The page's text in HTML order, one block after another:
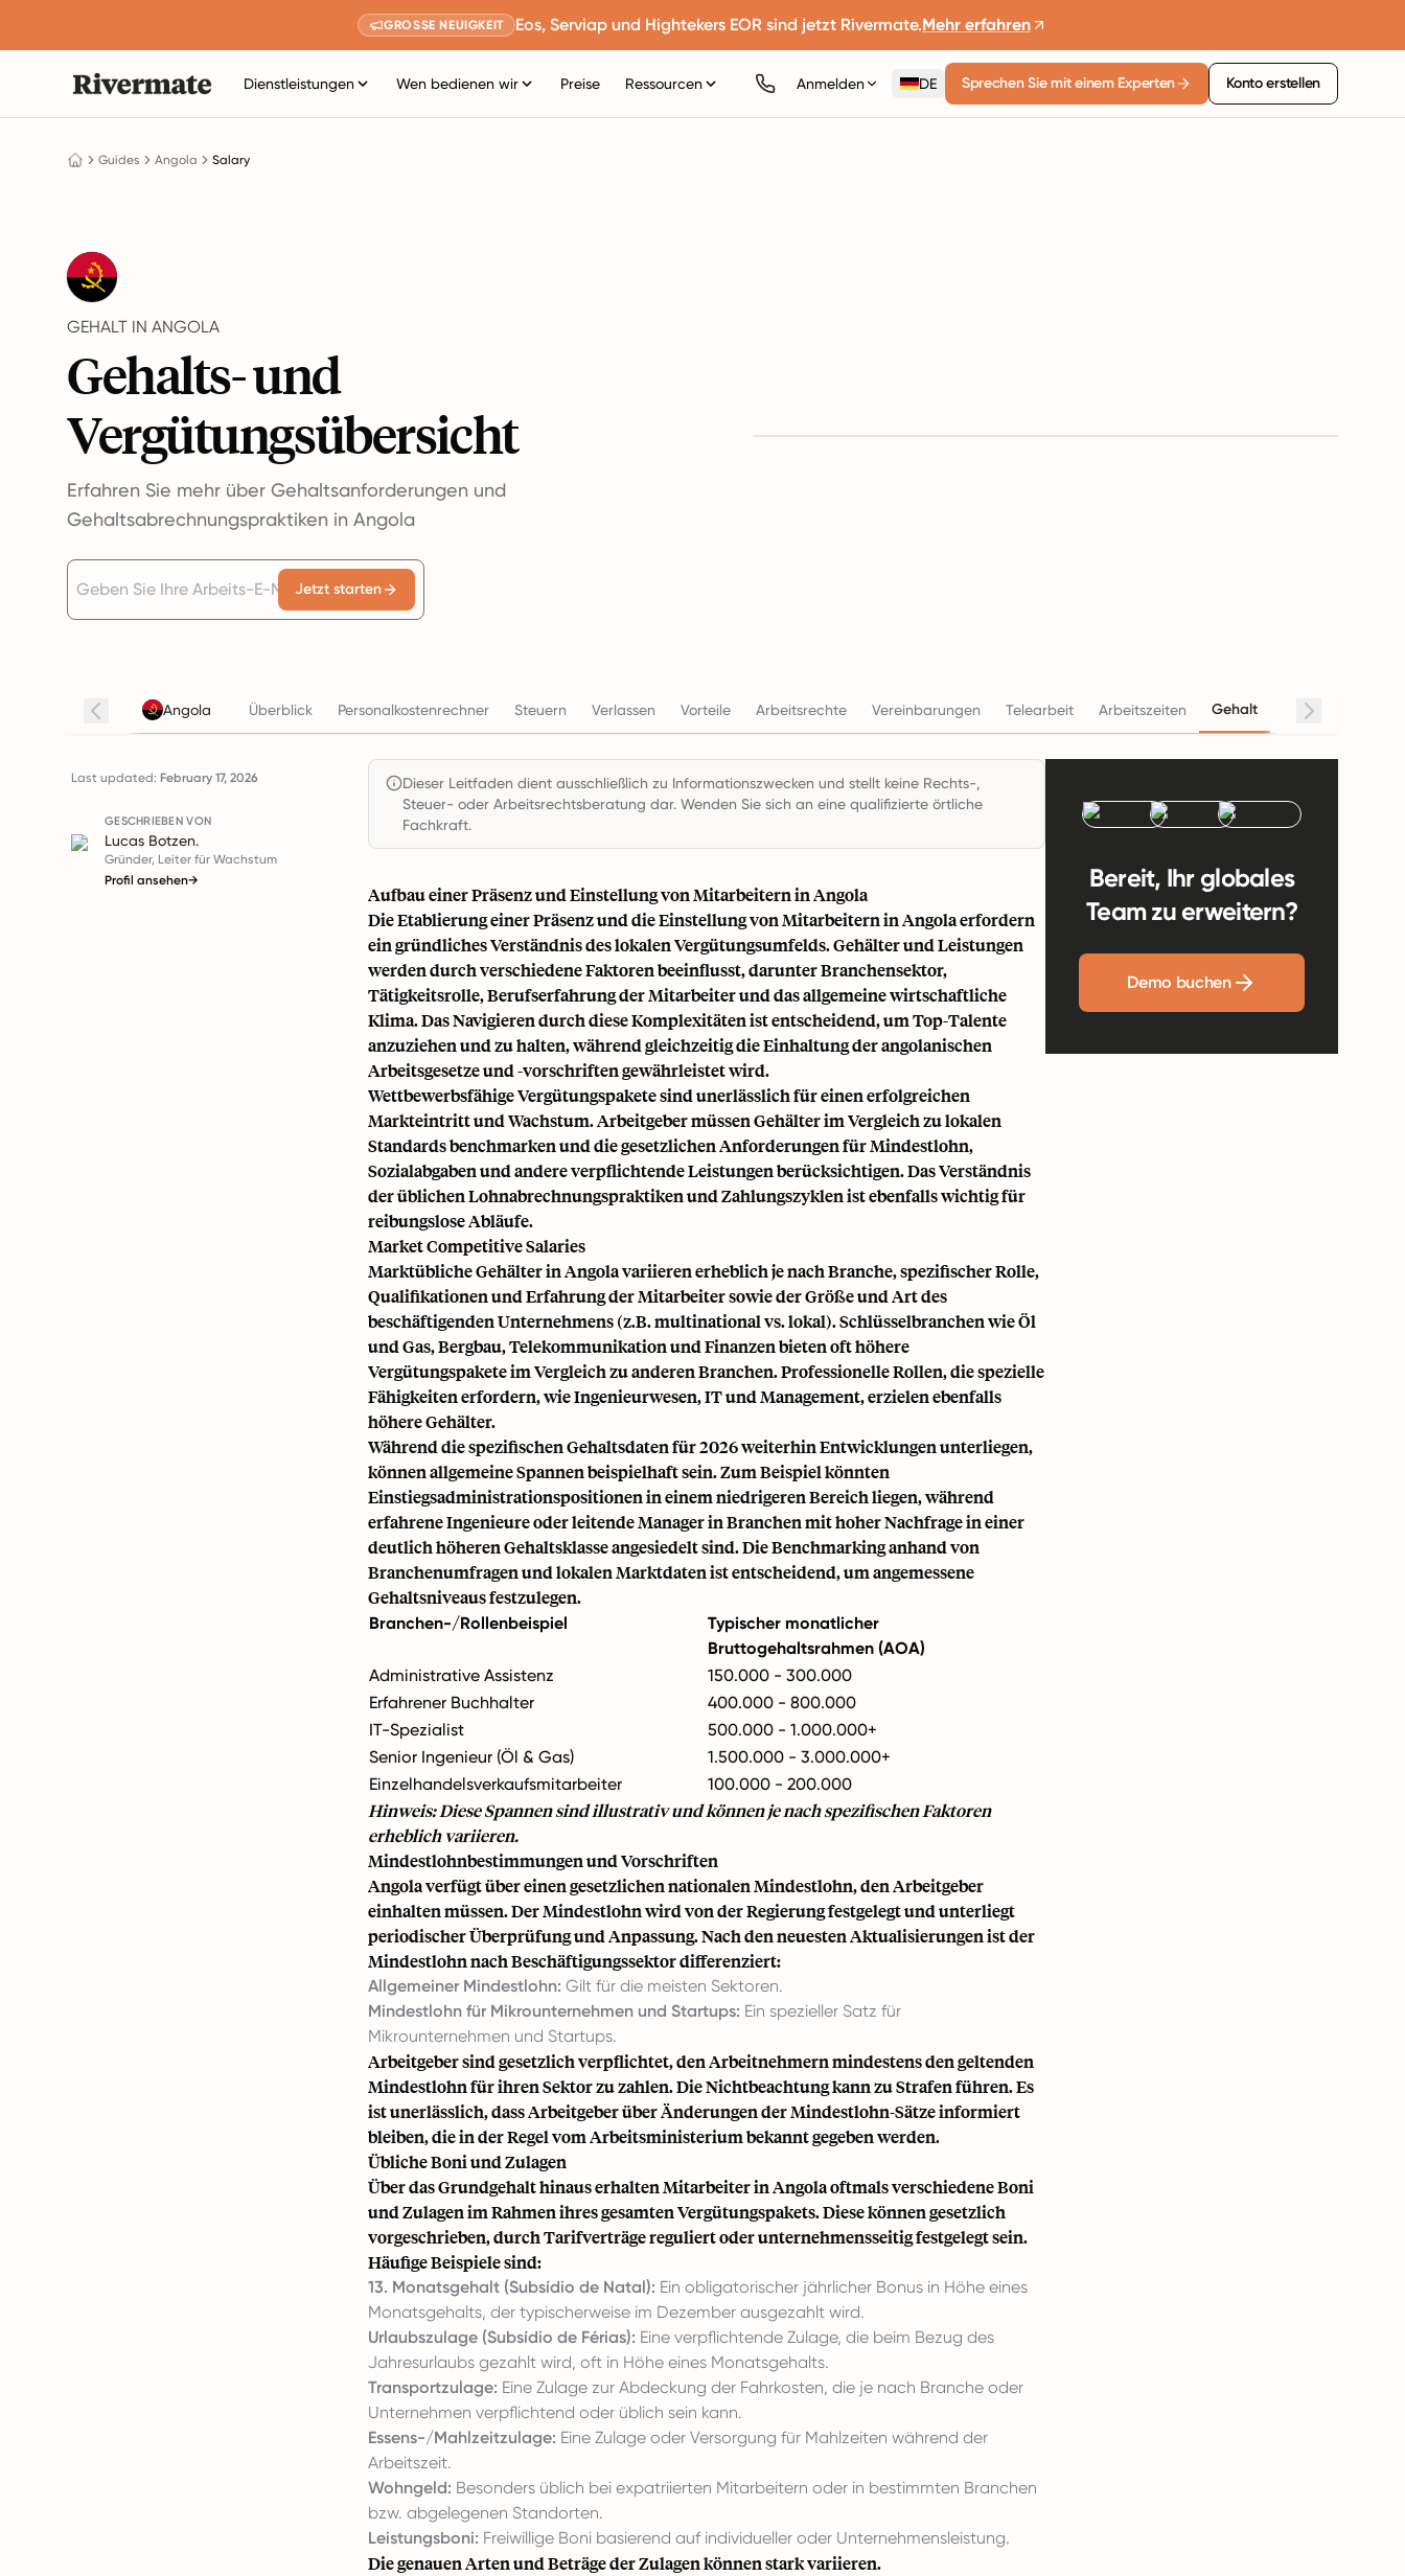
GROSSE NEUIGKEIT Eos, Serviap und Hightekers EOR sind jetzt Rivermate.Mehr erfahren
Dienstleistungen Wen bedienen wir Preise Ressourcen Anmelden DE Sprechen Sie mit einem Experten Konto erstellen
Guides Angola Salary
GEHALT IN ANGOLA
Gehalts- und
Vergütungsübersicht
Erfahren Sie mehr über Gehaltsanforderungen und
Gehaltsabrechnungspraktiken in Angola
Jetzt starten
Angola Überblick Personalkostenrechner Steuern Verlassen Vorteile Arbeitsrechte Vereinbarungen Telearbeit Arbeitszeiten Gehalt Beendigung
Last updated: February 17, 2026
GESCHRIEBEN VON
Lucas Botzen.
Gründer, Leiter für Wachstum
Profil ansehen→
Dieser Leitfaden dient ausschließlich zu Informationszwecken und stellt keine Rechts-,
Steuer- oder Arbeitsrechtsberatung dar. Wenden Sie sich an eine qualifizierte örtliche
Fachkraft.
Aufbau einer Präsenz und Einstellung von Mitarbeitern in Angola
Die Etablierung einer Präsenz und die Einstellung von Mitarbeitern in Angola erfordern
ein gründliches Verständnis des lokalen Vergütungsumfelds. Gehälter und Leistungen
werden durch verschiedene Faktoren beeinflusst, darunter Branchensektor,
Tätigkeitsrolle, Berufserfahrung der Mitarbeiter und das allgemeine wirtschaftliche
Klima. Das Navigieren durch diese Komplexitäten ist entscheidend, um Top-Talente
anzuziehen und zu halten, während gleichzeitig die Einhaltung der angolanischen
Arbeitsgesetze und -vorschriften gewährleistet wird.
Wettbewerbsfähige Vergütungspakete sind unerlässlich für einen erfolgreichen
Markteintritt und Wachstum. Arbeitgeber müssen Gehälter im Vergleich zu lokalen
Standards benchmarken und die gesetzlichen Anforderungen für Mindestlohn,
Sozialabgaben und andere verpflichtende Leistungen berücksichtigen. Das Verständnis
der üblichen Lohnabrechnungspraktiken und Zahlungszyklen ist ebenfalls wichtig für
reibungslose Abläufe.
Market Competitive Salaries
Marktübliche Gehälter in Angola variieren erheblich je nach Branche, spezifischer Rolle,
Qualifikationen und Erfahrung der Mitarbeiter sowie der Größe und Art des
beschäftigenden Unternehmens (z.B. multinational vs. lokal). Schlüsselbranchen wie Öl
und Gas, Bergbau, Telekommunikation und Finanzen bieten oft höhere
Vergütungspakete im Vergleich zu anderen Branchen. Professionelle Rollen, die spezielle
Fähigkeiten erfordern, wie Ingenieurwesen, IT und Management, erzielen ebenfalls
höhere Gehälter.
Während die spezifischen Gehaltsdaten für 2026 weiterhin Entwicklungen unterliegen,
können allgemeine Spannen beispielhaft sein. Zum Beispiel könnten
Einstiegsadministrationspositionen in einem niedrigeren Bereich liegen, während
erfahrene Ingenieure oder leitende Manager in Branchen mit hoher Nachfrage in einer
deutlich höheren Gehaltsklasse angesiedelt sind. Die Benchmarking anhand von
Branchenumfragen und lokalen Marktdaten ist entscheidend, um angemessene
Gehaltsniveaus festzulegen.
Branchen-/Rollenbeispiel
Typischer monatlicher
Bruttogehaltsrahmen (AOA)
Administrative Assistenz
150.000 - 300.000
Erfahrener Buchhalter
400.000 - 800.000
IT-Spezialist
500.000 - 1.000.000+
Senior Ingenieur (Öl & Gas)
1.500.000 - 3.000.000+
Einzelhandelsverkaufsmitarbeiter
100.000 - 200.000
Hinweis: Diese Spannen sind illustrativ und können je nach spezifischen Faktoren
erheblich variieren.
Mindestlohnbestimmungen und Vorschriften
Angola verfügt über einen gesetzlichen nationalen Mindestlohn, den Arbeitgeber
einhalten müssen. Der Mindestlohn wird von der Regierung festgelegt und unterliegt
periodischer Überprüfung und Anpassung. Nach den neuesten Aktualisierungen ist der
Mindestlohn nach Beschäftigungssektor differenziert:
Allgemeiner Mindestlohn: Gilt für die meisten Sektoren.
Mindestlohn für Mikrounternehmen und Startups: Ein spezieller Satz für
Mikrounternehmen und Startups.
Arbeitgeber sind gesetzlich verpflichtet, den Arbeitnehmern mindestens den geltenden
Mindestlohn für ihren Sektor zu zahlen. Die Nichtbeachtung kann zu Strafen führen. Es
ist unerlässlich, dass Arbeitgeber über Änderungen der Mindestlohn-Sätze informiert
bleiben, die in der Regel vom Arbeitsministerium bekannt gegeben werden.
Übliche Boni und Zulagen
Über das Grundgehalt hinaus erhalten Mitarbeiter in Angola oftmals verschiedene Boni
und Zulagen im Rahmen ihres gesamten Vergütungspakets. Diese können gesetzlich
vorgeschrieben, durch Tarifverträge reguliert oder unternehmensseitig festgelegt sein.
Häufige Beispiele sind:
13. Monatsgehalt (Subsídio de Natal): Ein obligatorischer jährlicher Bonus in Höhe eines
Monatsgehalts, der typischerweise im Dezember ausgezahlt wird.
Urlaubszulage (Subsídio de Férias): Eine verpflichtende Zulage, die beim Bezug des
Jahresurlaubs gezahlt wird, oft in Höhe eines Monatsgehalts.
Transportzulage: Eine Zulage zur Abdeckung der Fahrkosten, die je nach Branche oder
Unternehmen verpflichtend oder üblich sein kann.
Essens-/Mahlzeitzulage: Eine Zulage oder Versorgung für Mahlzeiten während der
Arbeitszeit.
Wohngeld: Besonders üblich bei expatriierten Mitarbeitern oder in bestimmten Branchen
bzw. abgelegenen Standorten.
Leistungsboni: Freiwillige Boni basierend auf individueller oder Unternehmensleistung.
Die genauen Arten und Beträge der Zulagen können stark variieren.
Bereit, Ihr globales
Team zu erweitern?
Demo buchen